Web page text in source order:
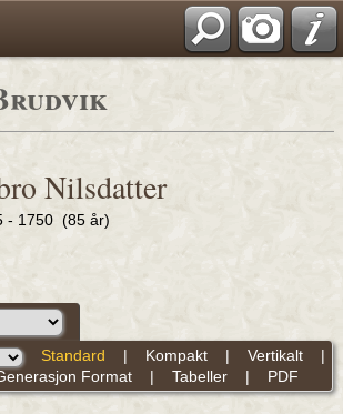
Nilsdatter
- 1750 (85 år)
Standard | Kompakt| Vertikalt|
Format| Tabeller| PDF